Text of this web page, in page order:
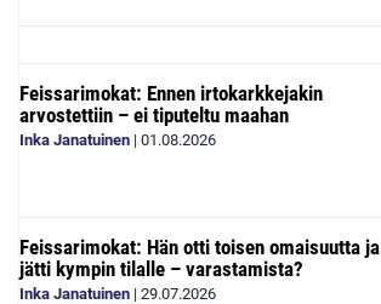
Feissarimokat: Ennen irtokarkkejakin
arvostettiin – ei tiputeltu maahan
Inka Janatuinen | 01.08.2026
Feissarimokat: Hän otti toisen omaisuutta ja
jätti kympin tilalle – varastamista?
Inka Janatuinen | 29.07.2026